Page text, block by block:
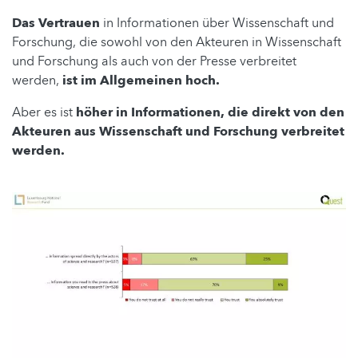
Das Vertrauen in Informationen über Wissenschaft und
Forschung, die sowohl von den Akteuren in Wissenschaft
und Forschung als auch von der Presse verbreitet
werden, ist im Allgemeinen hoch.
Aber es ist höher in Informationen, die direkt von den
Akteuren aus Wissenschaft und Forschung verbreitet
werden.